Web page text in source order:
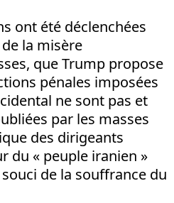
ont été déclenchées
la misère
que Trump propose
pénales imposées
ne sont pas et
par les masses
des dirigeants
du « peuple iranien »
souci de la souffrance du